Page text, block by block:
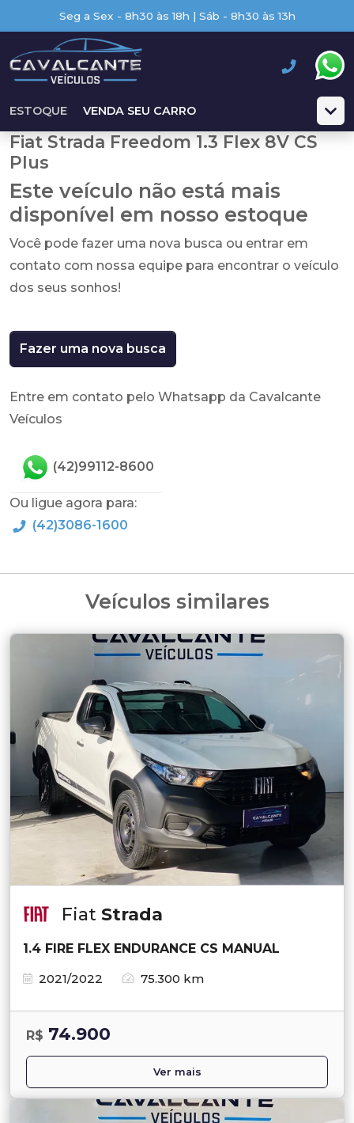
Seg a Sex - 8h30 às 18h | Sáb - 8h30 às 13h
ESTOQUE VENDA SEU CARRO
Fiat Strada Freedom 1.3 Flex 8V CS
Plus
Este veículo não está mais
disponível em nosso estoque
Você pode fazer uma nova busca ou entrar em
contato com nossa equipe para encontrar o veículo
dos seus sonhos!
Fazer uma nova busca
Entre em contato pelo Whatsapp da Cavalcante
Veículos
(42)99112-8600
Ou ligue agora para:
(42)3086-1600
Veículos similares
Fiat Strada
1.4 FIRE FLEX ENDURANCE CS MANUAL
2021/2022
75.300 km
R$ 74.900
Ver mais